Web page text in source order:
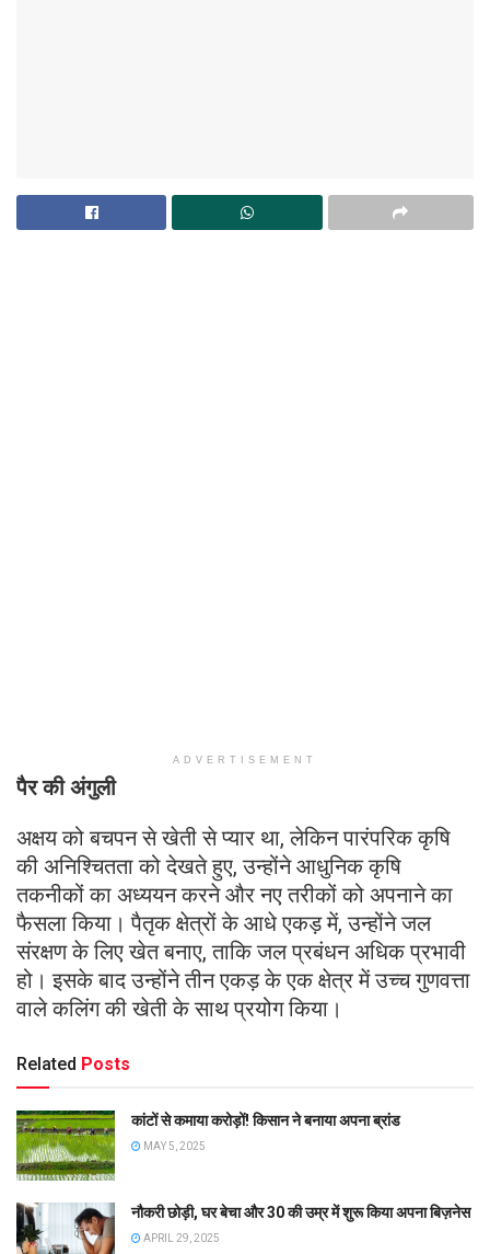
ADVERTISEMENT
पैर की अंगुली
अक्षय को बचपन से खेती से प्यार था, लेकिन पारंपरिक कृषि
की अनिश्चितता को देखते हुए, उन्होंने आधुनिक कृषि
तकनीकों का अध्ययन करने और नए तरीकों को अपनाने का
फैसला किया। पैतृक क्षेत्रों के आधे एकड़ में, उन्होंने जल
संरक्षण के लिए खेत बनाए, ताकि जल प्रबंधन अधिक प्रभावी
हो। इसके बाद उन्होंने तीन एकड़ के एक क्षेत्र में उच्च गुणवत्ता
वाले कलिंग की खेती के साथ प्रयोग किया।
Related Posts
कांटों से कमाया करोड़ों! किसान ने बनाया अपना ब्रांड
MAY 5, 2025
नौकरी छोड़ी, घर बेचा और 30 की उम्र में शुरू किया अपना बिज़नेस
APRIL 29, 2025